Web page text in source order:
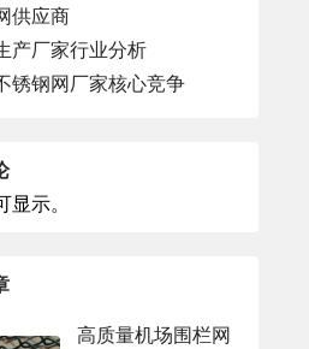
供应商
产厂家行业分析
锈钢网厂家核心竞争
示。
高质量机场围栏网